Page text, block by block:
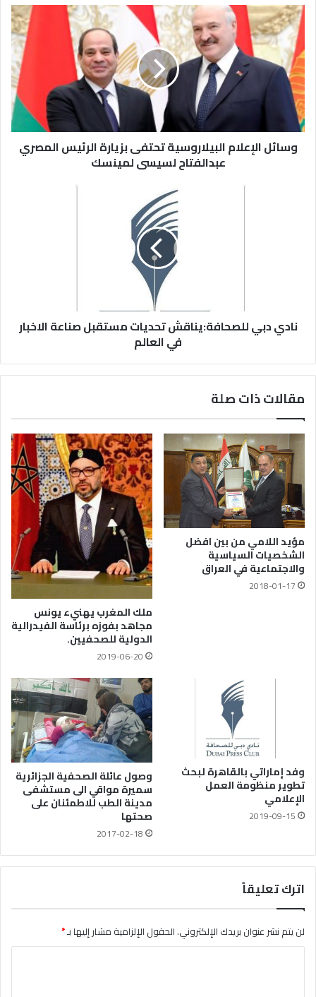
وسائل الإعلام البيلاروسية تحتفى بزيارة الرئيس المصري
عبدالفتاح لسيسى لمينسك
نادي دبي للصحافة:يناقش تحديات مستقبل صناعة الاخبار
في العالم
مقالات ذات صلة
مؤيد اللامي من بين افضل
الشخصيات السياسية
والاجتماعية في العراق
2018-01-17
ملك المغرب يهنيء يونس
مجاهد بفوزه برئاسة الفيدرالية
الدولية للصحفيين.
2019-06-20
وفد إماراتي بالقاهرة لبحث
تطوير منظومة العمل
الإعلامي
2019-09-15
وصول عائلة الصحفية الجزائرية
سميرة مواقي الى مستشفى
مدينة الطب للاطمئنان على
صحتها
2017-02-18
اترك تعليقاً
لن يتم نشر عنوان بريدك الإلكتروني.الحقول الإلزامية مشار إليها بـ*